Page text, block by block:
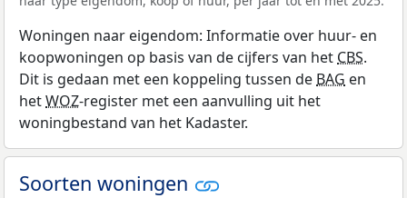
Woningen naar eigendom: Informatie over huur- en
koopwoningen op basis van de cijfers van het CBS.
Dit is gedaan met een koppeling tussen de BAG en
hetWOZ-register met een aanvulling uit het
woningbestand van het Kadaster.
Soorten woningen